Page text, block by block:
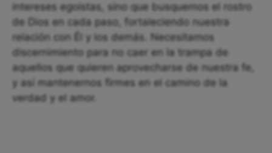
intereses egoístas, sino que busquemos el rostro
de Dios en cada paso, fortaleciendo nuestra
relación con Él y los demás. Necesitamos
discernimiento para no caer en la trampa de
aquellos que quieren aprovecharse de nuestra fe,
y así mantenernos firmes en el camino de la
verdad y el amor.